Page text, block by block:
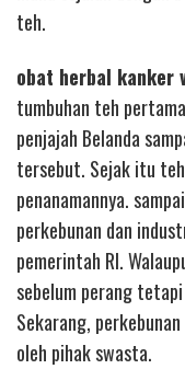
teh.
obat herbal kanker
tumbuhan teh
penjajah Belanda
tersebut. Sejak itu
penanamannya.
perkebunan dan
pemerintah RI.
sebelum perang
Sekarang,
oleh pihak swasta.